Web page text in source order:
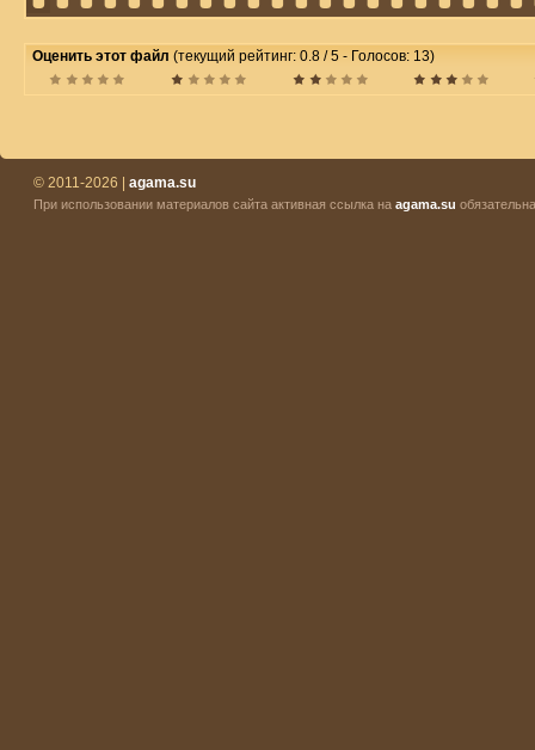
Оценить этот файл (текущий рейтинг: 0.8 / 5 - Голосов: 13)
© 2011-2026 | agama.su
При использовании материалов сайта активная ссылка на agama.su